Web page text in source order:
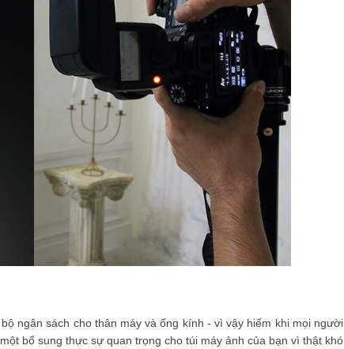
ngân sách cho thân máy và ống kính - vì vậy hiếm khi mọi người
bổ sung thực sự quan trọng cho túi máy ảnh của bạn vì thật khó